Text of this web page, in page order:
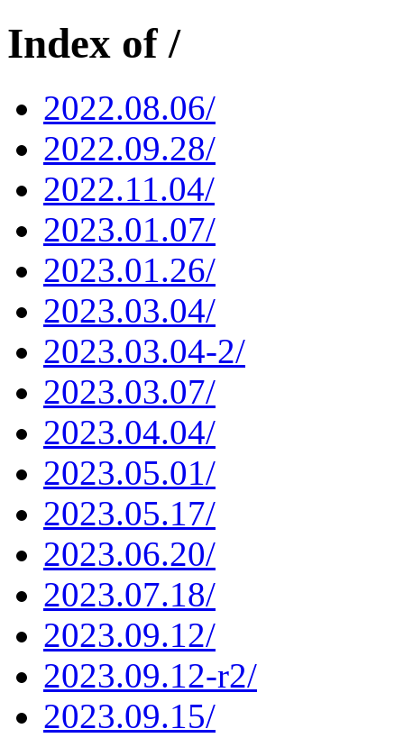
Index of /
2022.08.06/
2022.09.28/
2022.11.04/
2023.01.07/
2023.01.26/
2023.03.04/
2023.03.04-2/
2023.03.07/
2023.04.04/
2023.05.01/
2023.05.17/
2023.06.20/
2023.07.18/
2023.09.12/
2023.09.12-r2/
2023.09.15/